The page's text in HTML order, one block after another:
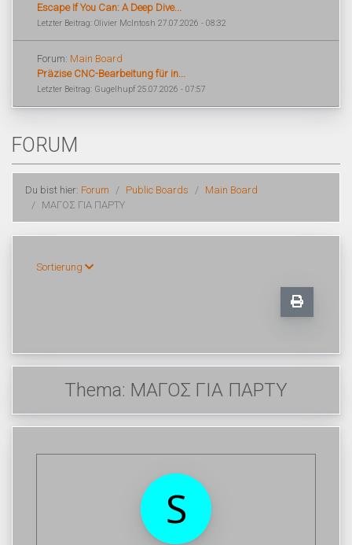
Escape If You Can: A Deep Dive...
Letzter Beitrag: Olivier McIntosh 27.07.2026 - 08:32
Forum: Main Board
Präzise CNC-Bearbeitung für in...
Letzter Beitrag: Gugelhupf 25.07.2026 - 07:57
FORUM
Du bist hier: Forum Public Boards
Main Board
ΜΑΓΟΣ ΓΙΑ ΠΑΡΤΥ
Sortierung
Thema: ΜΑΓΟΣ ΓΙΑ ΠΑΡΤΥ